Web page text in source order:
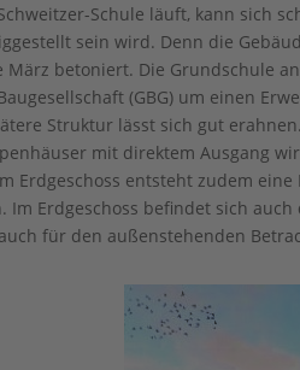
Schule läuft, kann sich
sein wird. Denn die
betoniert. Die Grundschule
(GBG) um einen
Struktur lässt sich gut
mit direktem Ausgang
Erdgeschoss entsteht zudem
Erdgeschoss befindet sich
für den außenstehenden